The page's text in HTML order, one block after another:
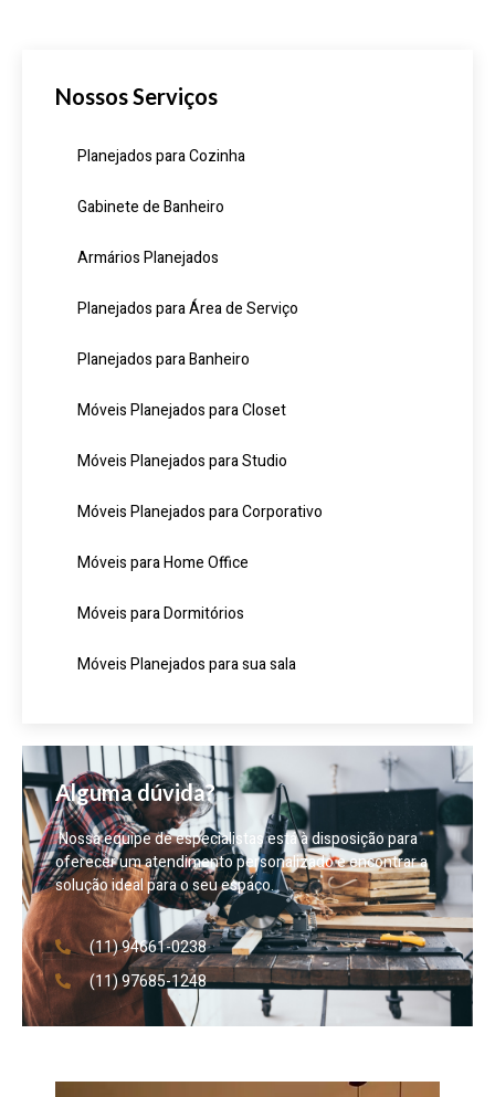
Nossos Serviços
Planejados para Cozinha
Gabinete de Banheiro
Armários Planejados
Planejados para Área de Serviço
Planejados para Banheiro
Móveis Planejados para Closet
Móveis Planejados para Studio
Móveis Planejados para Corporativo
Móveis para Home Office
Móveis para Dormitórios
Móveis Planejados para sua sala
Alguma dúvida?
Nossa equipe de especialistas está à disposição para
oferecer um atendimento personalizado e encontrar a
solução ideal para o seu espaço.
(11) 94661-0238
(11) 97685-1248